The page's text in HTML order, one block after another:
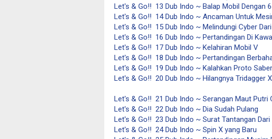
Let's & Go!! 13 Dub Indo ~ Balap Mobil Dengan
Let's & Go!! 14 Dub Indo ~ Ancaman Untuk
Let's & Go!! 15 Dub Indo ~ Melindungi Cyber
Let's & Go!! 16 Dub Indo ~ Pertandingan Di
Let's & Go!! 17 Dub Indo ~ Kelahiran Mobil V
Let's & Go!! 18 Dub Indo ~ Pertandingan
Let's & Go!! 19 Dub Indo ~ Kalahkan Proto
Let's & Go!! 20 Dub Indo ~ Hilangnya Tridagger X
Let's & Go!! 21 Dub Indo ~ Serangan Maut Putri
Let's & Go!! 22 Dub Indo ~ Dia Sudah Pulang
Let's & Go!! 23 Dub Indo ~ Surat Tantangan Dari
Let's & Go!! 24 Dub Indo ~ Spin X yang Baru